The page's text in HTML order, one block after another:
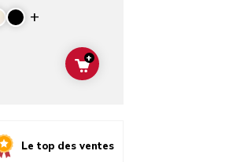
Display more colors
ADD TO CART
+
Le top des ventes